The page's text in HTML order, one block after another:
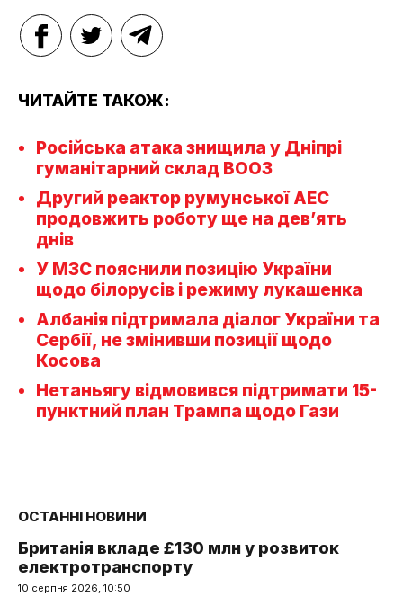
ЧИТАЙТЕ ТАКОЖ:
Російська атака знищила у Дніпрі
гуманітарний склад ВООЗ
Другий реактор румунської АЕС
продовжить роботу ще на дев’ять
днів
У МЗС пояснили позицію України
щодо білорусів і режиму лукашенка
Албанія підтримала діалог України та
Сербії, не змінивши позиції щодо
Косова
Нетаньягу відмовився підтримати 15-
пунктний план Трампа щодо Гази
ОСТАННІ НОВИНИ
Британія вкладе £130 млн у розвиток
електротранспорту
10 серпня 2026, 10:50